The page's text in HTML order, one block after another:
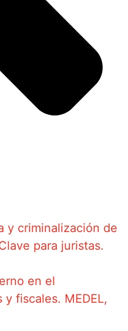
y criminalización de
para juristas.
en el
fiscales. MEDEL,